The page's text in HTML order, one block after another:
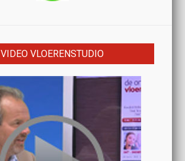
VIDEO VLOERENSTUDIO